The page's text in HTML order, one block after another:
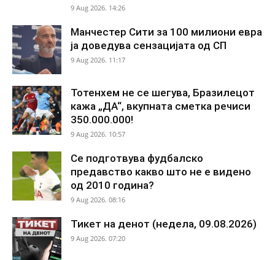
9 Aug 2026. 14:26
Манчестер Сити за 100 милиони евра
ја доведува сензацијата од СП
9 Aug 2026. 11:17
Тотенхем не се шегува, Бразилецот
кажа „ДА“, вкупната сметка речиси
350.000.000!
9 Aug 2026. 10:57
Се подготвува фудбалско
предавство какво што не е видено
од 2010 година?
9 Aug 2026. 08:16
Тикет на денот (недела, 09.08.2026)
9 Aug 2026. 07:20